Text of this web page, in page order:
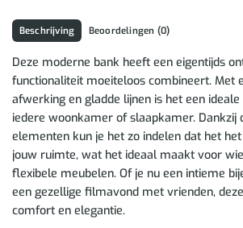
Beschrijving Beoordelingen (0)
Deze moderne bank heeft een eigentijds
functionaliteit moeiteloos combineert. Met
afwerking en gladde lijnen is het een
iedere woonkamer of slaapkamer. Dankzij
elementen kun je het zo indelen dat het
jouw ruimte, wat het ideaal maakt voor
flexibele meubelen. Of je nu een intieme
een gezellige filmavond met vrienden,
comfort en elegantie.